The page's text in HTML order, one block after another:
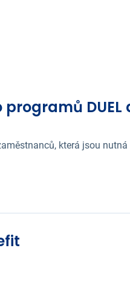
DUEL
která jsou nutná